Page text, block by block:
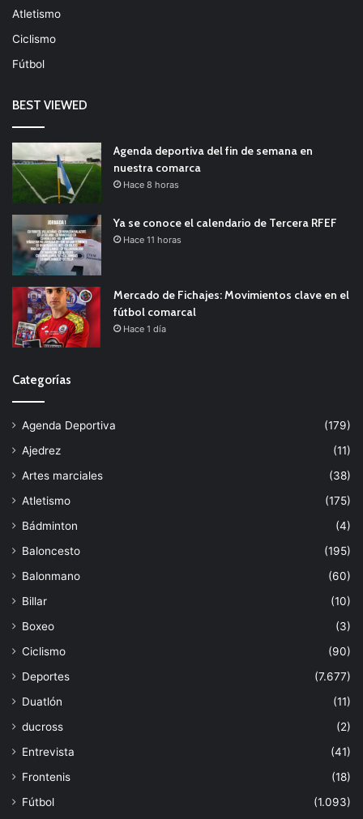
Atletismo
Ciclismo
Fútbol
BEST VIEWED
Agenda deportiva del fin de semana en
nuestra comarca
Hace 8 horas
Ya se conoce el calendario de Tercera RFEF
Hace 11 horas
Mercado de Fichajes: Movimientos clave en el
fútbol comarcal
Hace 1 día
Categorías
Agenda Deportiva
(179)
Ajedrez
(11)
Artes marciales
(38)
Atletismo
(175)
Bádminton
(4)
Baloncesto
(195)
Balonmano
(60)
Billar
(10)
Boxeo
(3)
Ciclismo
(90)
Deportes
(7.677)
Duatlón
(11)
ducross
(2)
Entrevista
(41)
Frontenis
(18)
Fútbol
(1.093)